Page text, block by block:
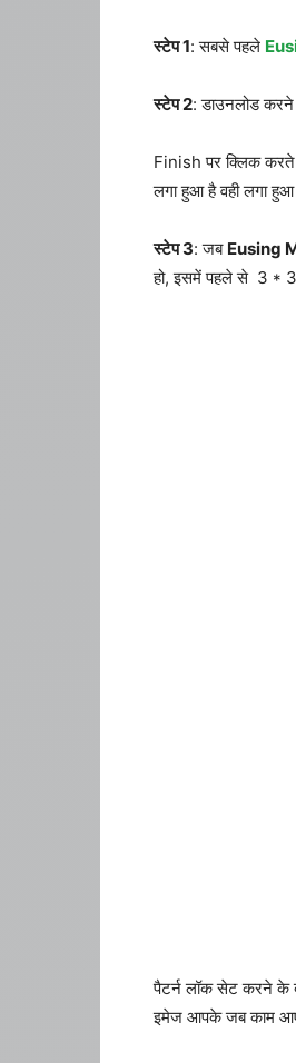
स्टेप 1: सबसे पहले
स्टेप 2: डाउनलोड करने
Finish पर क्लिक करते
लगा हुआ है वही लगा
स्टेप 3: जब Eusing
हो, इसमें पहले से 3 *
पैटर्न लॉक सेट करने के
इमेज आपके जब काम